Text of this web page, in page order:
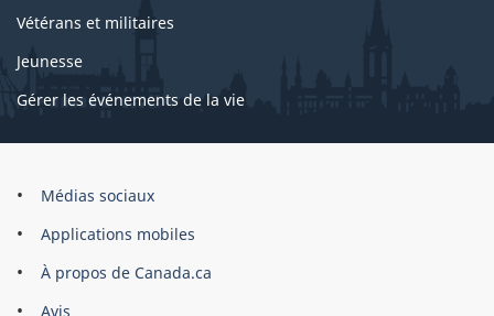
Vétérans et militaires
Jeunesse
Gérer les événements de la vie
Organisation
gouvernement
du
Canada
Médias sociaux
Applications mobiles
À propos de Canada.ca
Avis